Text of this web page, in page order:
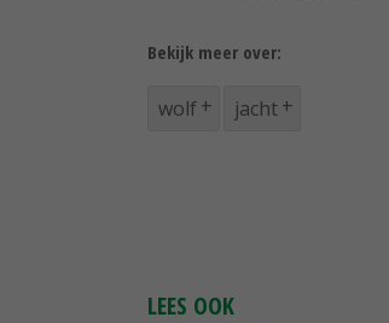
Bekijk meer over:
wolf jacht
LEES OOK